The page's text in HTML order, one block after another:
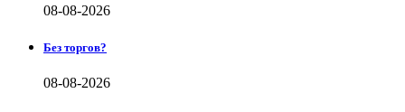
08-08-2026
Без торгов?
08-08-2026